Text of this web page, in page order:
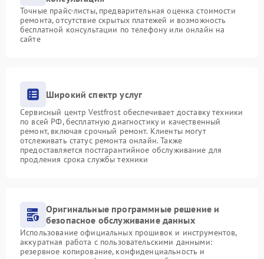
Точные прайс-листы, предварительная оценка стоимости
ремонта, отсутствие скрытых платежей и возможность
бесплатной консультации по телефону или онлайн на
сайте
Широкий спектр услуг
Сервисный центр Vestfrost обеспечивает доставку техники
по всей РФ, бесплатную диагностику и качественный
ремонт, включая срочный ремонт. Клиенты могут
отслеживать статус ремонта онлайн. Также
предоставляется постгарантийное обслуживание для
продления срока службы техники
Оригинальные программные решение и
безопасное обслуживание данных
Использование официальных прошивок и инструментов,
аккуратная работа с пользовательскими данными:
резервное копирование, конфиденциальность и